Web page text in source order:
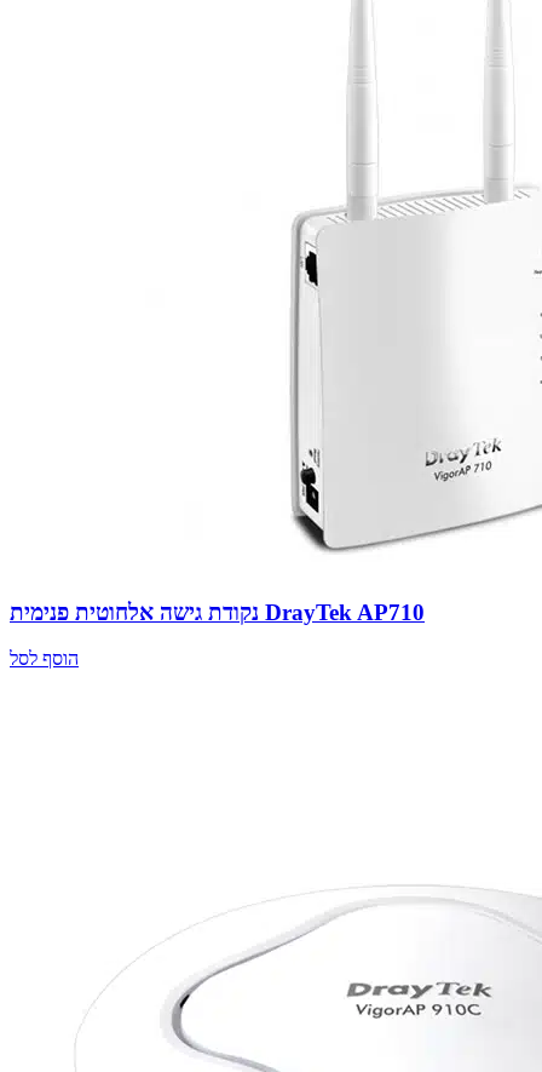
נקודת גישה אלחוטית פנימית DrayTek AP710
הוסף לסל